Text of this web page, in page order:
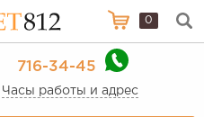
0
716-34-45
Часы работы и адрес